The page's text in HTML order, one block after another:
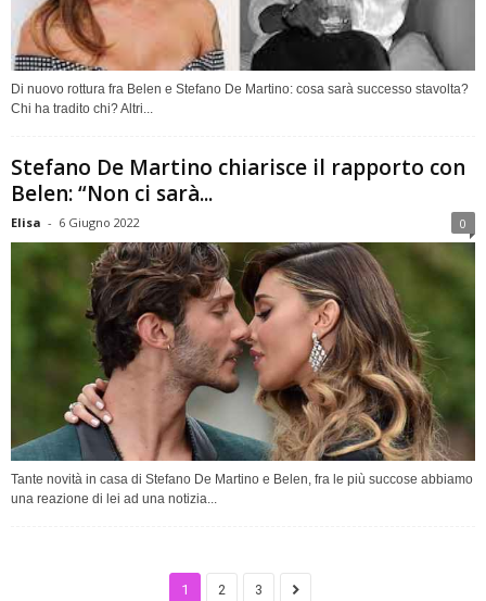
Di nuovo rottura fra Belen e Stefano De Martino: cosa sarà successo stavolta?
Chi ha tradito chi? Altri...
Stefano De Martino chiarisce il rapporto con
Belen: “Non ci sarà...
Elisa - 6 Giugno 2022 0
Tante novità in casa di Stefano De Martino e Belen, fra le più succose abbiamo
una reazione di lei ad una notizia...
1 2 3